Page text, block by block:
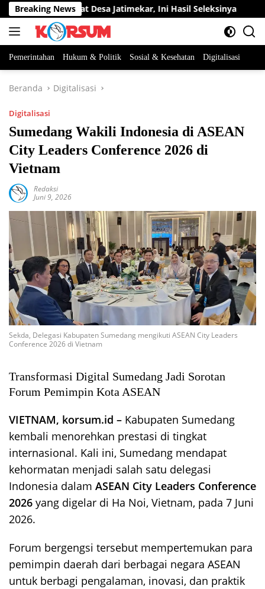
Langsung
ke
konten
Breaking News
Perangkat Desa Jatimekar, Ini Hasil Seleksinya
Pemerintahan Hukum & Politik Sosial & Kesehatan Digitalisasi
Beranda Digitalisasi
Digitalisasi
Sumedang Wakili Indonesia di ASEAN
City Leaders Conference 2026 di
Vietnam
Redaksi
Juni 9, 2026
Sekda, Delegasi Kabupaten Sumedang mengikuti ASEAN City Leaders
Conference 2026 di Vietnam
Transformasi Digital Sumedang Jadi Sorotan
Forum Pemimpin Kota ASEAN
VIETNAM, korsum.id – Kabupaten Sumedang
kembali menorehkan prestasi di tingkat
internasional. Kali ini, Sumedang mendapat
kehormatan menjadi salah satu delegasi
Indonesia dalam ASEAN City Leaders Conference
2026 yang digelar di Ha Noi, Vietnam, pada 7 Juni
2026.
Forum bergengsi tersebut mempertemukan para
pemimpin daerah dari berbagai negara ASEAN
untuk berbagi pengalaman, inovasi, dan praktik